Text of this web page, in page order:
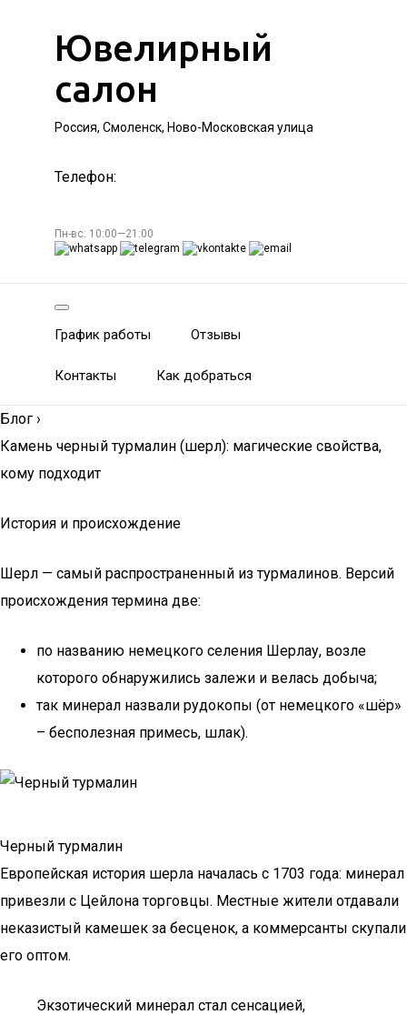
Ювелирный
салон
Россия, Смоленск, Ново-Московская улица
Телефон:
Пн-вс: 10:00—21:00
График работы Отзывы
Контакты Как добраться
Блог ›
Камень черный турмалин (шерл): магические свойства,
кому подходит
История и происхождение
Шерл — самый распространенный из турмалинов. Версий
происхождения термина две:
по названию немецкого селения Шерлау, возле
которого обнаружились залежи и велась добыча;
так минерал назвали рудокопы (от немецкого «шёр»
– бесполезная примесь, шлак).
Черный турмалин
Европейская история шерла началась с 1703 года: минерал
привезли с Цейлона торговцы. Местные жители отдавали
неказистый камешек за бесценок, а коммерсанты скупали
его оптом.
Экзотический минерал стал сенсацией,